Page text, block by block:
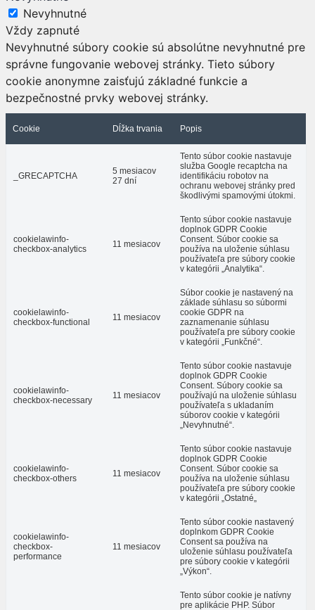
Nevyhnutné
Vždy zapnuté
Nevyhnutné súbory cookie sú absolútne nevyhnutné pre
správne fungovanie webovej stránky. Tieto súbory
cookie anonymne zaisťujú základné funkcie a
bezpečnostné prvky webovej stránky.
Cookie Dĺžka trvania Popis
_GRECAPTCHA
5 mesiacov
27 dní
Tento súbor cookie nastavuje
služba Google recaptcha na
identifikáciu robotov na
ochranu webovej stránky pred
škodlivými spamovými útokmi.
cookielawinfo-
checkbox-analytics
11 mesiacov
Tento súbor cookie nastavuje
doplnok GDPR Cookie
Consent. Súbor cookie sa
používa na uloženie súhlasu
používateľa pre súbory cookie
v kategórii „Analytika“.
cookielawinfo-
checkbox-functional
11 mesiacov
Súbor cookie je nastavený na
základe súhlasu so súbormi
cookie GDPR na
zaznamenanie súhlasu
používateľa pre súbory cookie
v kategórii „Funkčné“.
cookielawinfo-
checkbox-necessary
11 mesiacov
Tento súbor cookie nastavuje
doplnok GDPR Cookie
Consent. Súbory cookie sa
používajú na uloženie súhlasu
používateľa s ukladaním
súborov cookie v kategórii
„Nevyhnutné“.
cookielawinfo-
checkbox-others
11 mesiacov
Tento súbor cookie nastavuje
doplnok GDPR Cookie
Consent. Súbor cookie sa
používa na uloženie súhlasu
používateľa pre súbory cookie
v kategórii „Ostatné„
cookielawinfo-
checkbox-
performance
11 mesiacov
Tento súbor cookie nastavený
doplnkom GDPR Cookie
Consent sa používa na
uloženie súhlasu používateľa
pre súbory cookie v kategórii
„Výkon“.
Tento súbor cookie je natívny
pre aplikácie PHP. Súbor